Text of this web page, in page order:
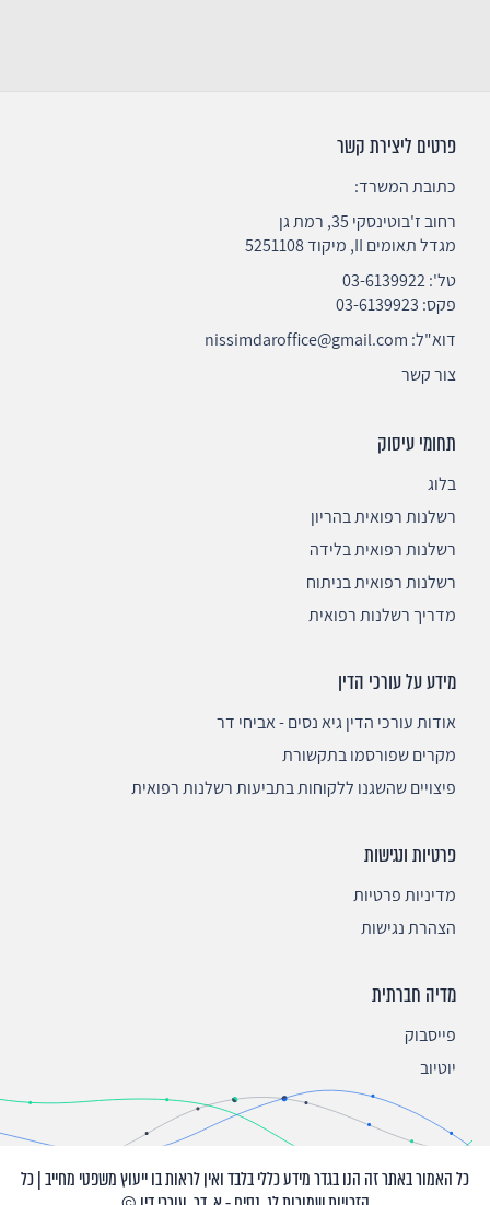
פרטים ליצירת קשר
כתובת המשרד:
רחוב ז'בוטינסקי 35, רמת גן
מגדל תאומים II, מיקוד 5251108
טל':03-6139922
פקס: 03-6139923
דוא"ל: nissimdaroffice@gmail.com
צור קשר
תחומי עיסוק
בלוג
רשלנות רפואית בהריון
רשלנות רפואית בלידה
רשלנות רפואית בניתוח
מדריך רשלנות רפואית
מידע על עורכי הדין
אודות עורכי הדין גיא נסים - אביחי דר
מקרים שפורסמו בתקשורת
פיצויים שהשגנו ללקוחות בתביעות רשלנות רפואית
פרטיות ונגישות
מדיניות פרטיות
הצהרת נגישות
מדיה חברתית
פייסבוק
יוטיוב
כל האמור באתר זה הנו בגדר מידע כללי בלבד ואין לראות בו ייעוץ משפטי מחייב | כל